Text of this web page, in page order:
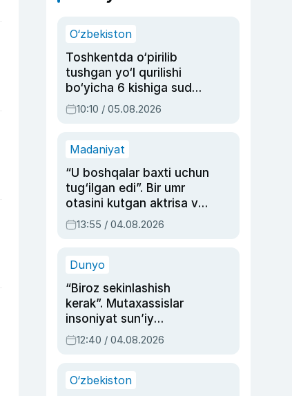
O‘zbekiston
Toshkentda o‘pirilib
tushgan yo‘l qurilishi
bo‘yicha 6 kishiga sud
hukmi o‘qildi
10:10 / 05.08.2026
Madaniyat
“U boshqalar baxti uchun
tug‘ilgan edi”. Bir umr
otasini kutgan aktrisa va
dublyaj ustasi Rimma
Ahmedovaning
13:55 / 04.08.2026
Dunyo
“Biroz sekinlashish
kerak”. Mutaxassislar
insoniyat sun’iy
intellektni boshqara
olmay qolishidan xavotir
12:40 / 04.08.2026
O‘zbekiston